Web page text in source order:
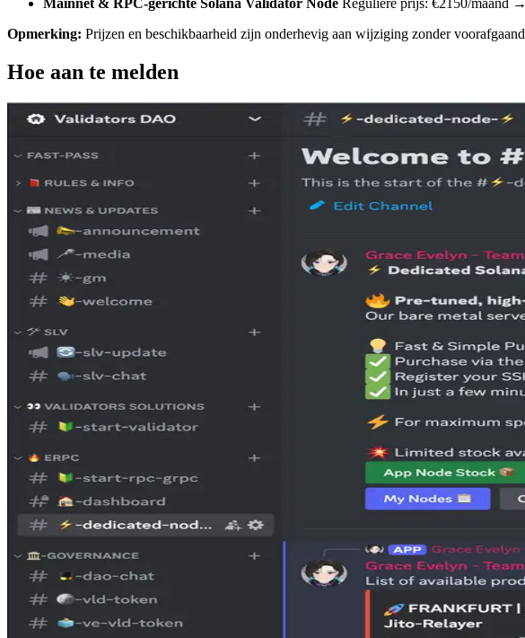
Opmerking: Prijzen en beschikbaarheid zijn onderhevig aan wijziging zonder
Hoe aan te melden